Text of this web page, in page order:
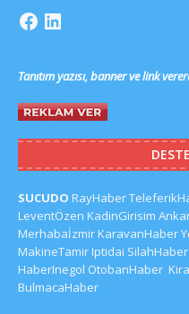
Tanıtım yazısı, banner ve link
SUCUDO RayHaber
LeventÖzen KadinGirisim
MerhabaİzmirKaravanHaber
MakineTamirIptidai SilahHaber
HaberInegol OtobanHaber
BulmacaHaber